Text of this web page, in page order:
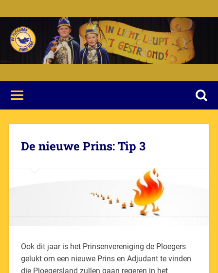
De nieuwe Prins: Tip 3
Ook dit jaar is het Prinsenvereniging de Ploegers
gelukt om een nieuwe Prins en Adjudant te vinden
die Ploegersland zullen gaan regeren in het